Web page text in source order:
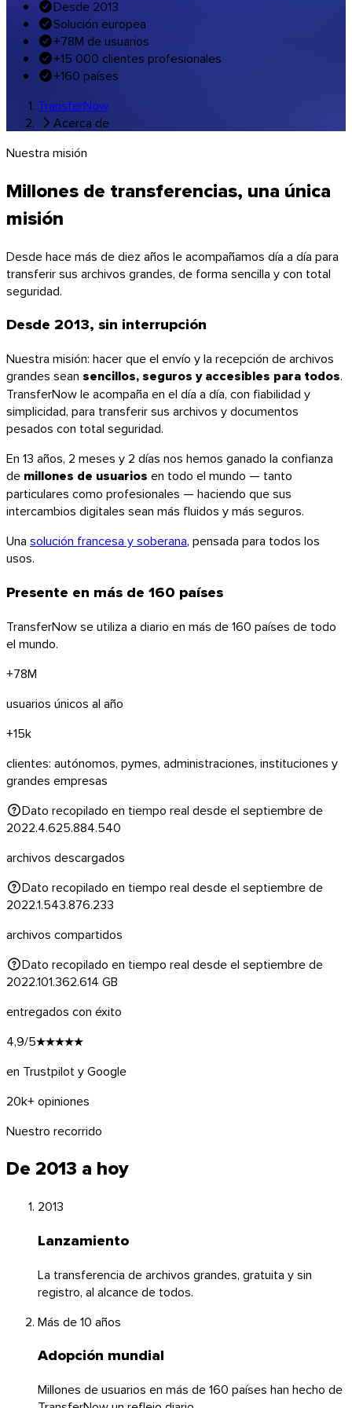
Música y estudios
Todas las soluciones por sector
Transferencias con su marca
Software
Windows
Desde 2013
Solución europea
+78M de usuarios
+15 000 clientes profesionales
+160 países
TransferNow
Acerca de
Nuestra misión
Millones de transferencias, una única
misión
Desde hace más de diez años le acompañamos día a día para
transferir sus archivos grandes, de forma sencilla y con total
seguridad.
Desde 2013, sin interrupción
Nuestra misión: hacer que el envío y la recepción de archivos
grandes sean sencillos, seguros y accesibles para todos.
TransferNow le acompaña en el día a día, con fiabilidad y
simplicidad, para transferir sus archivos y documentos
pesados con total seguridad.
En 13 años, 2 meses y 2 días nos hemos ganado la confianza
de millones de usuarios en todo el mundo — tanto
particulares como profesionales — haciendo que sus
intercambios digitales sean más fluidos y más seguros.
Una solución francesa y soberana, pensada para todos los
usos.
Presente en más de 160 países
TransferNow se utiliza a diario en más de 160 países de todo
el mundo.
+78M
usuarios únicos al año
+15k
clientes: autónomos, pymes, administraciones, instituciones y
grandes empresas
Dato recopilado en tiempo real desde el septiembre de
2022.4.625.884.540
archivos descargados
Dato recopilado en tiempo real desde el septiembre de
2022.1.543.876.233
archivos compartidos
Dato recopilado en tiempo real desde el septiembre de
2022.101.362.614 GB
entregados con éxito
4,9/5★★★★★
en Trustpilot y Google
20k+ opiniones
Nuestro recorrido
De 2013 a hoy
2013
Lanzamiento
La transferencia de archivos grandes, gratuita y sin
registro, al alcance de todos.
Más de 10 años
Adopción mundial
Millones de usuarios en más de 160 países han hecho de